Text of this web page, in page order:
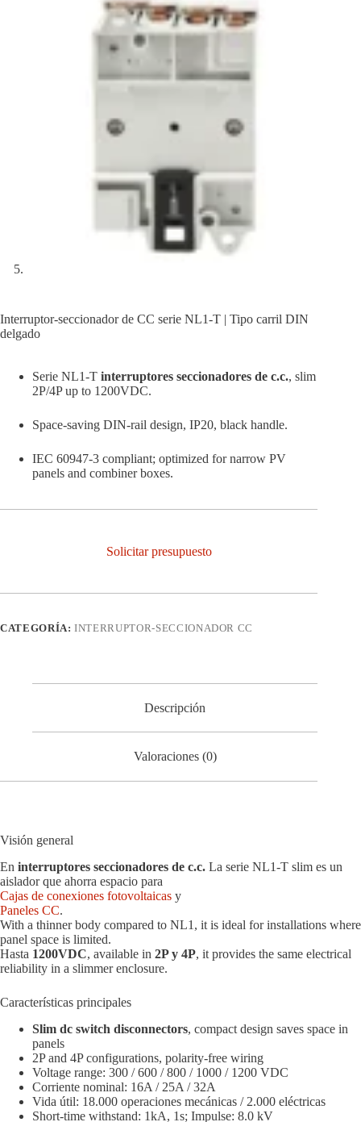
Interruptor-seccionador de CC serie NL1-T | Tipo carril DIN
delgado
Serie NL1-T interruptores seccionadores de c.c., slim
2P/4P up to 1200VDC.
Space-saving DIN-rail design, IP20, black handle.
IEC 60947-3 compliant; optimized for narrow PV
panels and combiner boxes.
Solicitar presupuesto
CATEGORÍA:INTERRUPTOR-SECCIONADOR CC
Descripción
Valoraciones (0)
Visión general
En interruptores seccionadores de c.c. La serie NL1-T slim es un
aislador que ahorra espacio para
Cajas de conexiones fotovoltaicas y
Paneles CC.
With a thinner body compared to NL1, it is ideal for installations where
panel space is limited.
Hasta 1200VDC, available in 2P y 4P, it provides the same electrical
reliability in a slimmer enclosure.
Características principales
Slim dc switch disconnectors, compact design saves space in
panels
2P and 4P configurations, polarity-free wiring
Voltage range: 300 / 600 / 800 / 1000 / 1200 VDC
Corriente nominal: 16A / 25A / 32A
Vida útil: 18.000 operaciones mecánicas / 2.000 eléctricas
Short-time withstand: 1kA, 1s; Impulse: 8.0 kV